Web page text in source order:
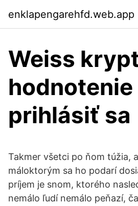
enklapengarehfd.web.app
Weiss
hodnotenie
prihlásiť sa
Takmer všetci po ňom túžia,
máloktorým sa ho podarí
príjem je snom, ktorého
nemálo ľudí nemálo peňazí,